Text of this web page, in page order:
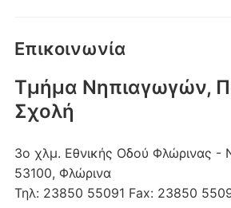
Επικοινωνία
Τμήμα Νηπιαγωγών,
Σχολή
3ο χλμ. Εθνικής Οδού Φλώρινας -
53100, Φλώρινα
Τηλ: 23850 55091 Fax: 23850